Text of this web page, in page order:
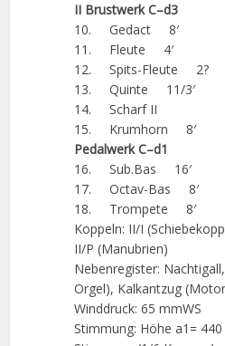
II Brustwerk C–d3
10. Gedact 8′
11. Fleute 4′
12. Spits-Fleute 2?
13. Quinte 11/3′
14. Scharf II
15. Krumhorn 8′
Pedalwerk C–d1
16. Sub.Bas 16′
17. Octav-Bas 8′
18. Trompete 8′
Koppeln: II/I
II/P (Manubrien)
Nebenregister:
Orgel), Kalkantzug
Winddruck: 65 mmWS
Stimmung: Höhe a1=